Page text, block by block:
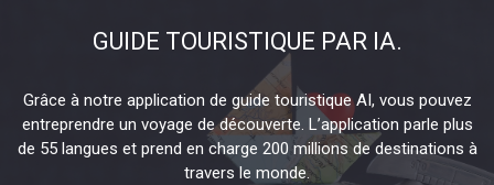
GUIDE TOURISTIQUE PAR IA.
Grâce à notre application de guide touristique AI, vous pouvez
entreprendre un voyage de découverte. L’application parle plus
de 55 langues et prend en charge 200 millions de destinations à
travers le monde.